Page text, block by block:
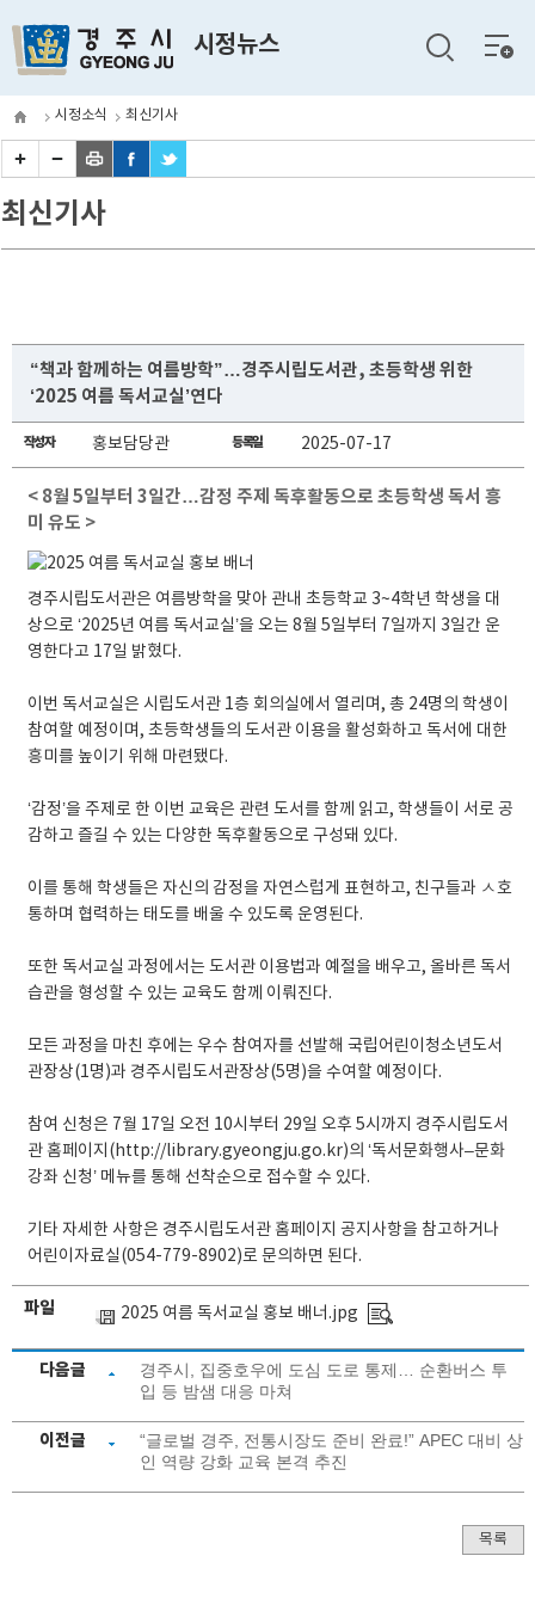
시정뉴스
전체
메뉴
시정소식 최신기사
최신기사
“책과 함께하는 여름방학”…경주시립도서관, 초등학생 위한
‘2025 여름 독서교실’연다
작성자 홍보담당관 등록일 2025-07-17
< 8월 5일부터 3일간…감정 주제 독후활동으로 초등학생 독서 흥
미 유도 >
경주시립도서관은 여름방학을 맞아 관내 초등학교 3~4학년 학생을 대
상으로 ‘2025년 여름 독서교실’을 오는 8월 5일부터 7일까지 3일간 운
영한다고 17일 밝혔다.
이번 독서교실은 시립도서관 1층 회의실에서 열리며, 총 24명의 학생이
참여할 예정이며, 초등학생들의 도서관 이용을 활성화하고 독서에 대한
흥미를 높이기 위해 마련됐다.
‘감정’을 주제로 한 이번 교육은 관련 도서를 함께 읽고, 학생들이 서로 공
감하고 즐길 수 있는 다양한 독후활동으로 구성돼 있다.
이를 통해 학생들은 자신의 감정을 자연스럽게 표현하고, 친구들과 ㅅ호
통하며 협력하는 태도를 배울 수 있도록 운영된다.
또한 독서교실 과정에서는 도서관 이용법과 예절을 배우고, 올바른 독서
습관을 형성할 수 있는 교육도 함께 이뤄진다.
모든 과정을 마친 후에는 우수 참여자를 선발해 국립어린이청소년도서
관장상(1명)과 경주시립도서관장상(5명)을 수여할 예정이다.
참여 신청은 7월 17일 오전 10시부터 29일 오후 5시까지 경주시립도서
관 홈페이지(http://library.gyeongju.go.kr)의 ‘독서문화행사–문화
강좌 신청’ 메뉴를 통해 선착순으로 접수할 수 있다.
기타 자세한 사항은 경주시립도서관 홈페이지 공지사항을 참고하거나
어린이자료실(054-779-8902)로 문의하면 된다.
파일 2025 여름 독서교실 홍보 배너.jpg
다음글
경주시, 집중호우에 도심 도로 통제… 순환버스 투
입 등 밤샘 대응 마쳐
이전글
“글로벌 경주, 전통시장도 준비 완료!” APEC 대비 상
인 역량 강화 교육 본격 추진
목록